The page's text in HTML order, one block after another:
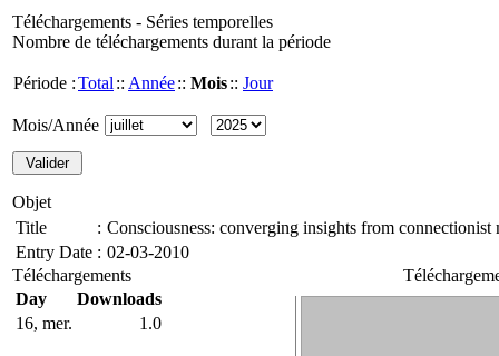
Téléchargements - Séries temporelles
Nombre de téléchargements durant la période
Période :Total :: Année:: Mois:: Jour
Mois/Année
Objet
Title
: Consciousness: converging insights from connectionist
Entry Date : 02-03-2010
Téléchargements
Day
Downloads
16, mer.
1.0